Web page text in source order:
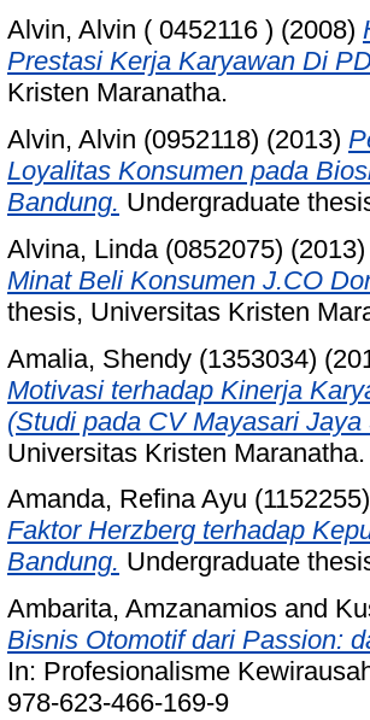
Alvin, Alvin ( 0452116 ) (2008)
Prestasi Kerja Karyawan Di
Kristen Maranatha.
Alvin, Alvin (0952118) (2013)
Loyalitas Konsumen pada
Bandung. Undergraduate
Alvina, Linda (0852075)
Minat Beli Konsumen J.CO
thesis, Universitas Kristen
Amalia, Shendy (1353034)
Motivasi terhadap Kinerja
(Studi pada CV Mayasari
Universitas Kristen Maranatha.
Amanda, Refina Ayu (1152255)
Faktor Herzberg terhadap
Bandung. Undergraduate
Ambarita, Amzanamios and
Bisnis Otomotif dari Passion:
In: Profesionalisme
978-623-466-169-9